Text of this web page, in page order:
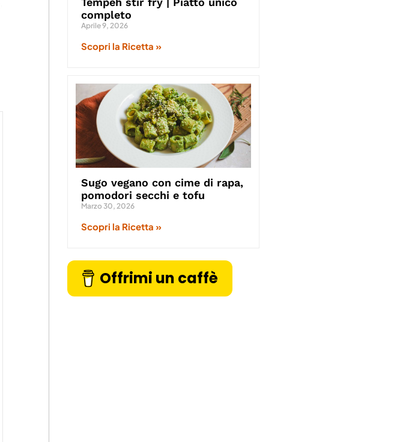
completo
Aprile 9, 2026
Scopri la Ricetta »
Sugo vegano con cime di rapa,
pomodori secchi e tofu
Marzo 30, 2026
Scopri la Ricetta »
Offrimi un caffè